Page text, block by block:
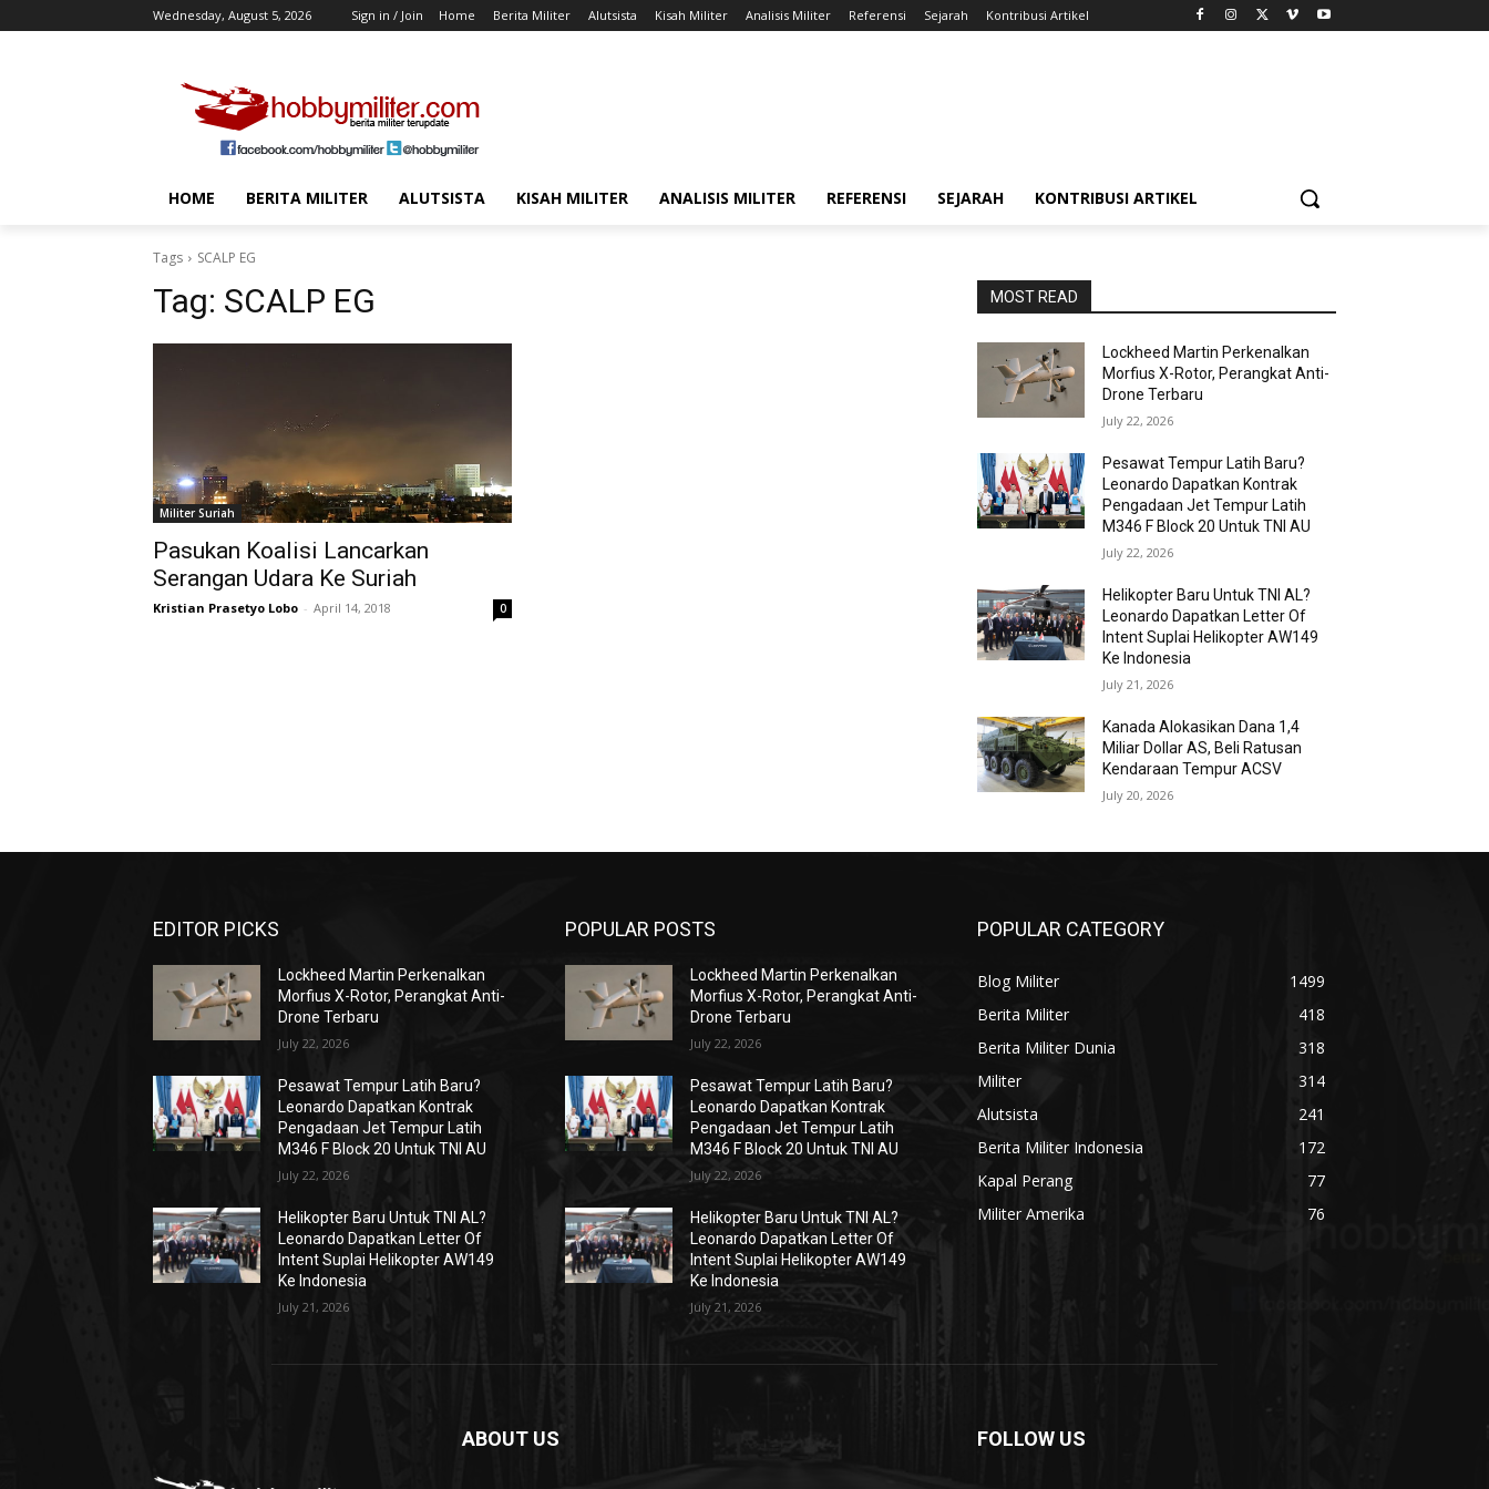
Wednesday, August 5, 2026 Sign in / Join Home Berita Militer Alutsista Kisah Militer Analisis Militer Referensi Sejarah Kontribusi Artikel
HOME BERITA MILITER ALUTSISTA KISAH MILITER ANALISIS MILITER REFERENSI SEJARAH KONTRIBUSI ARTIKEL
Tags SCALP EG
Tag: SCALP EG
Militer Suriah
Pasukan Koalisi Lancarkan
Serangan Udara Ke Suriah
Kristian Prasetyo Lobo - April 14, 2018 0
MOST READ
Lockheed Martin Perkenalkan
Morfius X-Rotor, Perangkat Anti-
Drone Terbaru
July 22, 2026
Pesawat Tempur Latih Baru?
Leonardo Dapatkan Kontrak
Pengadaan Jet Tempur Latih
M346 F Block 20 Untuk TNI AU
July 22, 2026
Helikopter Baru Untuk TNI AL?
Leonardo Dapatkan Letter Of
Intent Suplai Helikopter AW149
Ke Indonesia
July 21, 2026
Kanada Alokasikan Dana 1,4
Miliar Dollar AS, Beli Ratusan
Kendaraan Tempur ACSV
July 20, 2026
EDITOR PICKS
Lockheed Martin Perkenalkan
Morfius X-Rotor, Perangkat Anti-
Drone Terbaru
July 22, 2026
Pesawat Tempur Latih Baru?
Leonardo Dapatkan Kontrak
Pengadaan Jet Tempur Latih
M346 F Block 20 Untuk TNI AU
July 22, 2026
Helikopter Baru Untuk TNI AL?
Leonardo Dapatkan Letter Of
Intent Suplai Helikopter AW149
Ke Indonesia
July 21, 2026
POPULAR POSTS
Lockheed Martin Perkenalkan
Morfius X-Rotor, Perangkat Anti-
Drone Terbaru
July 22, 2026
Pesawat Tempur Latih Baru?
Leonardo Dapatkan Kontrak
Pengadaan Jet Tempur Latih
M346 F Block 20 Untuk TNI AU
July 22, 2026
Helikopter Baru Untuk TNI AL?
Leonardo Dapatkan Letter Of
Intent Suplai Helikopter AW149
Ke Indonesia
July 21, 2026
POPULAR CATEGORY
Blog Militer
1499
Berita Militer
418
Berita Militer Dunia
318
Militer
314
Alutsista
241
Berita Militer Indonesia
172
Kapal Perang
77
Militer Amerika
76
ABOUT US FOLLOW US